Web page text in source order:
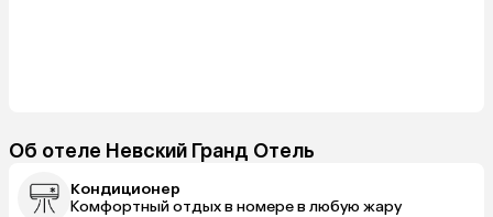
Об отеле Невский Гранд Отель
Кондиционер
Комфортный отдых в номере в любую жару